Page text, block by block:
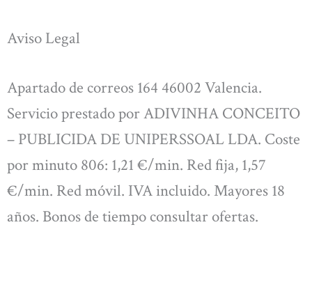
Aviso Legal
Apartado de correos 164 46002 Valencia.
Servicio prestado por ADIVINHA CONCEITO
– PUBLICIDA DE UNIPERSSOAL LDA. Coste
por minuto 806: 1,21 €/min. Red fija, 1,57
€/min. Red móvil. IVA incluido. Mayores 18
años. Bonos de tiempo consultar ofertas.